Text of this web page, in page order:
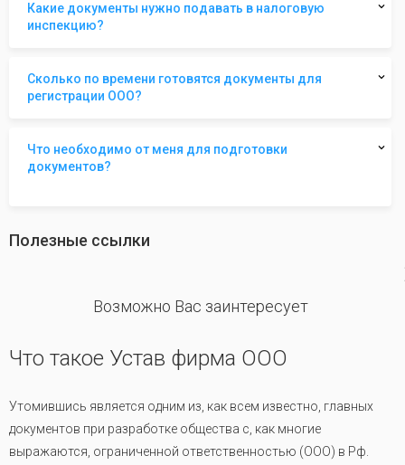
Какие документы нужно подавать в налоговую
инспекцию?
Сколько по времени готовятся документы для
регистрации ООО?
Что необходимо от меня для подготовки
документов?
Полезные ссылки
Возможно Вас заинтересует
Что такое Устав фирма ООО
Утомившись является одним из, как всем известно, главных
документов при разработке общества с, как многие
выражаются, ограниченной ответственностью (ООО) в Рф.